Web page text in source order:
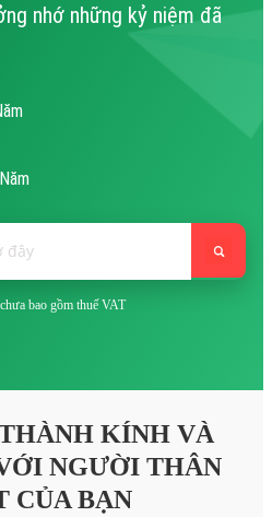
nhớ những kỷ niệm đã
bao gồm thuế VAT
KÍNH VÀ
NGƯỜI THÂN
CỦA BẠN